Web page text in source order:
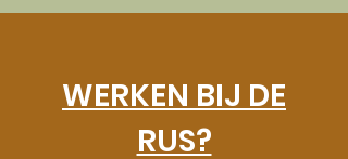
WERKEN BIJ DE
RUS?